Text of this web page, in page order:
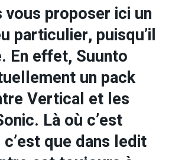
vous proposer ici un
particulier, puisqu’il
En effet, Suunto
un pack
Vertical et les
Là où c’est
que dans ledit